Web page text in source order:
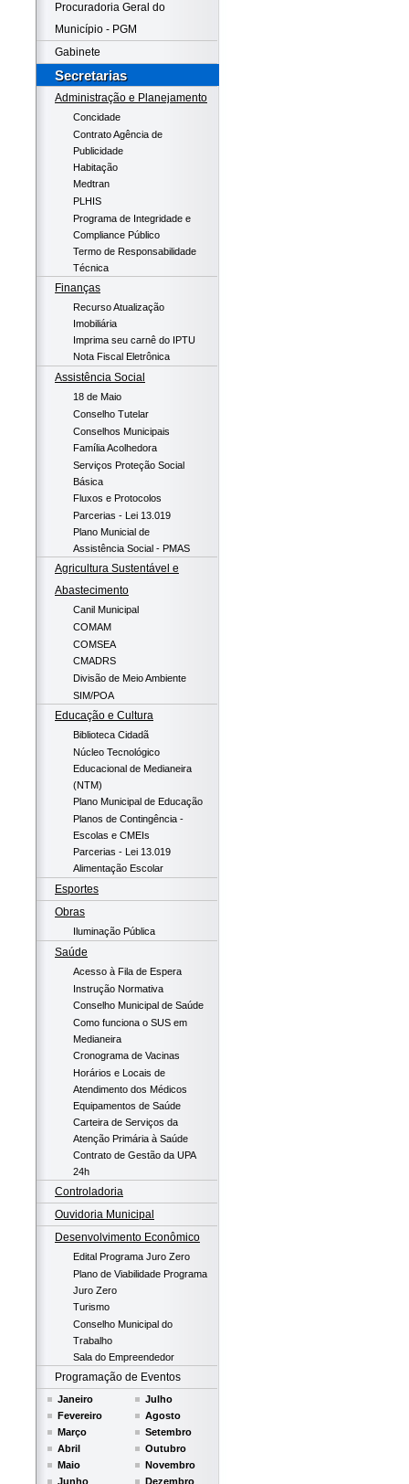
Procuradoria Geral do
Município - PGM
Gabinete
Secretarias
Administração e Planejamento
Concidade
Contrato Agência de
Publicidade
Habitação
Medtran
PLHIS
Programa de Integridade e
Compliance Público
Termo de Responsabilidade
Técnica
Finanças
Recurso Atualização
Imobiliária
Imprima seu carnê do IPTU
Nota Fiscal Eletrônica
Assistência Social
18 de Maio
Conselho Tutelar
Conselhos Municipais
Família Acolhedora
Serviços Proteção Social
Básica
Fluxos e Protocolos
Parcerias - Lei 13.019
Plano Municial de
Assistência Social - PMAS
Agricultura Sustentável e
Abastecimento
Canil Municipal
COMAM
COMSEA
CMADRS
Divisão de Meio Ambiente
SIM/POA
Educação e Cultura
Biblioteca Cidadã
Núcleo Tecnológico
Educacional de Medianeira
(NTM)
Plano Municipal de Educação
Planos de Contingência -
Escolas e CMEIs
Parcerias - Lei 13.019
Alimentação Escolar
Esportes
Obras
Iluminação Pública
Saúde
Acesso à Fila de Espera
Instrução Normativa
Conselho Municipal de Saúde
Como funciona o SUS em
Medianeira
Cronograma de Vacinas
Horários e Locais de
Atendimento dos Médicos
Equipamentos de Saúde
Carteira de Serviços da
Atenção Primária à Saúde
Contrato de Gestão da UPA
24h
Controladoria
Ouvidoria Municipal
Desenvolvimento Econômico
Edital Programa Juro Zero
Plano de Viabilidade Programa
Juro Zero
Turismo
Conselho Municipal do
Trabalho
Sala do Empreendedor
Programação de Eventos
Janeiro
Fevereiro
Março
Abril
Maio
Junho
Julho
Agosto
Setembro
Outubro
Novembro
Dezembro